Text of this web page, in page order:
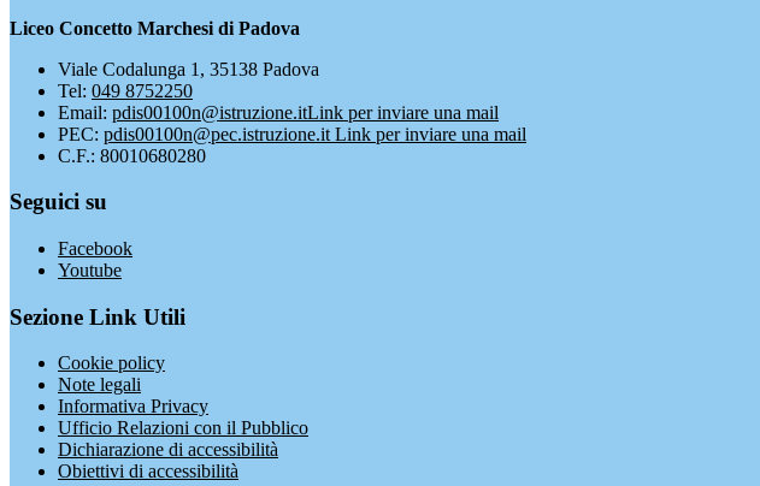
Liceo Concetto Marchesi di Padova
Viale Codalunga 1, 35138 Padova
Tel: 049 8752250
Email: pdis00100n@istruzione.itLink per inviare una mail
PEC: pdis00100n@pec.istruzione.it Link per inviare una mail
C.F.: 80010680280
Seguici su
Facebook
Youtube
Sezione Link Utili
Cookie policy
Note legali
Informativa Privacy
Ufficio Relazioni con il Pubblico
Dichiarazione di accessibilità
Obiettivi di accessibilità